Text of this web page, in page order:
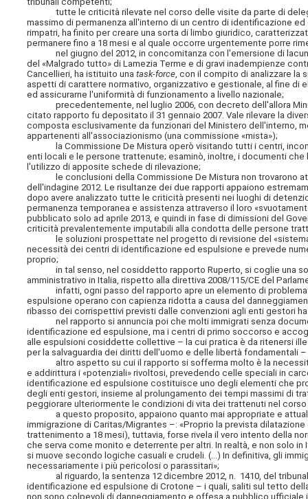
tutte le criticità rilevate nel corso delle visite da parte di
massimo di permanenza all'interno di un centro di identificazione
rimpatri, ha finito per creare una sorta di limbo giuridico,
permanere fino a 18 mesi e al quale occorre urgentemente porre
nel giugno del 2012, in concomitanza con l'emersione di lacune
del «Malgrado tutto» di Lamezia Terme e di gravi inadempienze
Cancellieri, ha istituito unatask-force, con il compito di analizzare la
aspetti di carattere normativo, organizzativo e gestionale, al fine
ed assicurarne l'uniformità di funzionamento a livello nazionale;
precedentemente, nel luglio 2006, con decreto dell'allora
citato rapporto fu depositato il 31 gennaio 2007. Vale rilevare la
composta esclusivamente da funzionari del Ministero dell'interno,
appartenenti all'associazionismo (una commissione «mista»);
la Commissione De Mistura operò visitando tutti i centri,
enti locali e le persone trattenute; esaminò, inoltre, i documenti
l'utilizzo di apposite schede di rilevazione;
le conclusioni della Commissione De Mistura non trovarono
dell'indagine 2012. Le risultanze dei due rapporti appaiono
dopo avere analizzato tutte le criticità presenti nei luoghi di
permanenza temporanea e assistenza attraverso il loro
pubblicato solo ad aprile 2013, e quindi in fase di dimissioni del
criticità prevalentemente imputabili alla condotta delle persone
le soluzioni prospettate nel progetto di revisione del «sistema
necessità dei centri di identificazione ed espulsione e prevede
proprio;
in tal senso, nel cosiddetto rapporto Ruperto, si coglie una
amministrativo in Italia, rispetto alla direttiva 2008/115/CE del
infatti, ogni passo del rapporto apre un elemento di
espulsione operano con capienza ridotta a causa del
ribasso dei corrispettivi previsti dalle convenzioni agli enti gestori
nel rapporto si annuncia poi che molti immigrati senza
identificazione ed espulsione, ma i centri di primo soccorso e
alle espulsioni cosiddette collettive – la cui pratica è da ritenersi
per la salvaguardia dei diritti dell'uomo e delle libertà fondamentali
altro aspetto su cui il rapporto si sofferma molto è la necessità
e addirittura i «potenziali» rivoltosi, prevedendo celle speciali in
identificazione ed espulsione costituisce uno degli elementi che
degli enti gestori, insieme al prolungamento dei tempi massimi di
peggiorare ulteriormente le condizioni di vita dei trattenuti nel
a questo proposito, appaiono quanto mai appropriate e attuali
immigrazione di Caritas/Migrantes –: «Proprio la prevista
trattenimento a 18 mesi), tuttavia, forse rivela il vero intento della
che serva come monito e deterrente per altri. In realtà, e non solo
si muove secondo logiche casuali e crudeli. (...) In definitiva, gli
necessariamente i più pericolosi o parassitari»;
al riguardo, la sentenza 12 dicembre 2012, n. 1410, del
identificazione ed espulsione di Crotone – i quali, saliti sul tetto
non sono colpevoli di danneggiamento e offesa a pubblico